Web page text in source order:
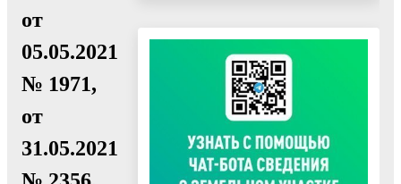
от
05.05.2021
№ 1971,
от
31.05.2021